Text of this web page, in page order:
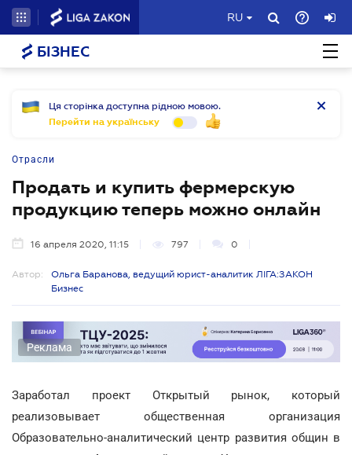
RU
БІЗНЕС
Ця сторінка доступна рідною мовою.
Перейти на українську
Отрасли
Продать и купить фермерскую
продукцию теперь можно онлайн
16 апреля 2020, 11:15 797 0
Автор:
Ольга Баранова, ведущий юрист-аналитик ЛІГА:ЗАКОН
Бизнес
Реклама
Заработал проект Открытый рынок, который
реализовывает общественная организация
Образовательно-аналитический центр развития общин в